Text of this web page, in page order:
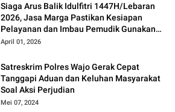
Siaga Arus Balik Idulfitri 1447H/Lebaran
2026, Jasa Marga Pastikan Kesiapan
Pelayanan dan Imbau Pemudik Gunakan
Rest Area Alternatif
April 01, 2026
Satreskrim Polres Wajo Gerak Cepat
Tanggapi Aduan dan Keluhan Masyarakat
Soal Aksi Perjudian
Mei 07, 2024